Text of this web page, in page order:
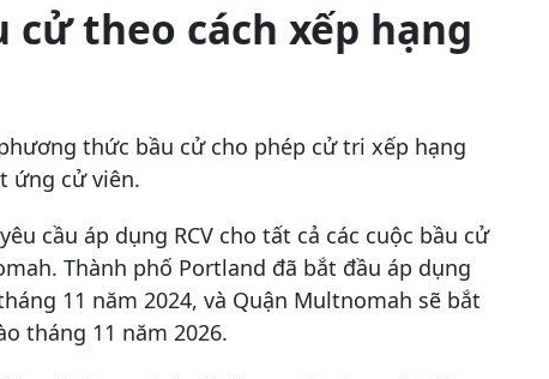
theo cách xếp hạng
thức bầu cử cho phép cử tri xếp hạng
ứng cử viên.
cầu áp dụng RCV cho tất cả các cuộc bầu cử
Thành phố Portland đã bắt đầu áp dụng
11 năm 2024, và Quận Multnomah sẽ bắt
tháng 11 năm 2026.